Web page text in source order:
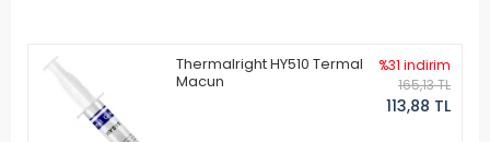
Thermalright HY510 Termal
Macun
%31 indirim
165,13 TL
113,88 TL